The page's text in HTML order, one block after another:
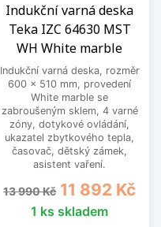
Indukční varná deska
Teka IZC 64630 MST
WH White marble
Indukční varná deska, rozměr
600 x 510 mm, provedení
White marble se
zabroušeným sklem, 4 varné
zóny, dotykové ovládání,
ukazatel zbytkového tepla,
časovač, dětský zámek,
asistent vaření.
Běžná cena
13 990 Kč Cena
11 892 Kč
1 ks skladem